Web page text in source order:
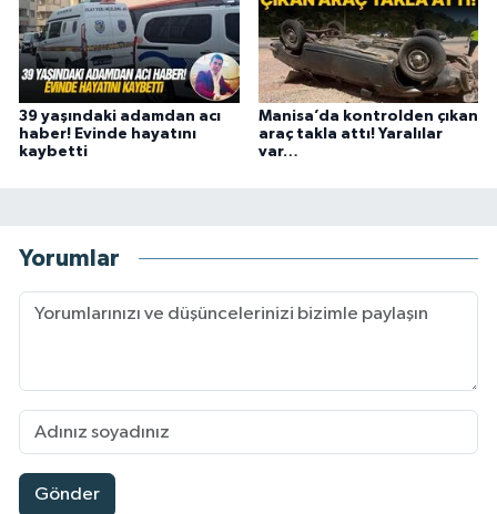
39 yaşındaki adamdan acı
haber! Evinde hayatını
kaybetti
Manisa’da kontrolden çıkan
araç takla attı! Yaralılar
var…
Yorumlar
Gönder